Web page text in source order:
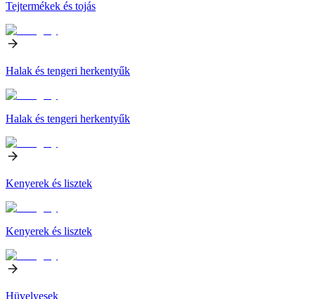
Tejtermékek és tojás
Halak és tengeri herkentyűk
Halak és tengeri herkentyűk
Kenyerek és lisztek
Kenyerek és lisztek
Hüvelyesek